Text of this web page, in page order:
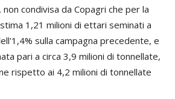
non condivisa da Copagri che per la
1,21 milioni di ettari seminati a
sulla campagna precedente, e
pari a circa 3,9 milioni di tonnellate,
rispetto ai 4,2 milioni di tonnellate